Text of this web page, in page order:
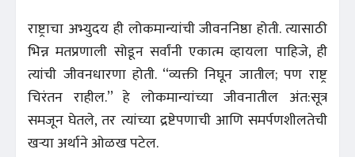
राष्ट्राचा अभ्युदय ही लोकमान्यांची जीवननिष्ठा होती. त्यासाठी
भिन्न मतप्रणाली सोडून सर्वांनी एकात्म व्हायला पाहिजे, ही
त्यांची जीवनधारणा होती. ‘‘व्यक्ती निघून जातील; पण राष्ट्र
चिरंतन राहील.’’ हे लोकमान्यांच्या जीवनातील अंत:सूत्र
समजून घेतले, तर त्यांच्या द्रष्टेपणाची आणि समर्पणशीलतेची
खऱ्या अर्थाने ओळख पटेल.